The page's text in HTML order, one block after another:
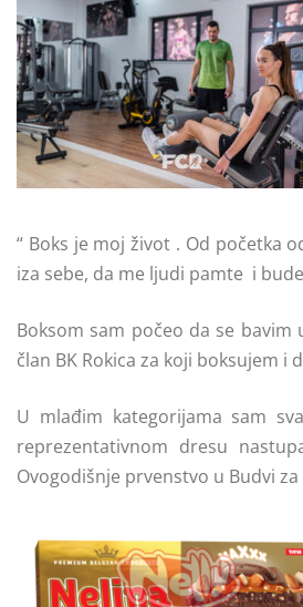
“ Boks je moj život . Od početka
iza sebe, da me ljudi pamte i
Boksom sam počeo da se bavim
član BK Rokica za koji boksujem i
U mlađim kategorijama sam
reprezentativnom dresu
Ovogodišnje prvenstvo u Budvi